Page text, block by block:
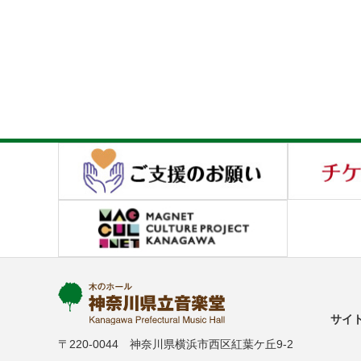
〒220-0044 神奈川県横浜市西区紅葉ケ丘9-2
サイ